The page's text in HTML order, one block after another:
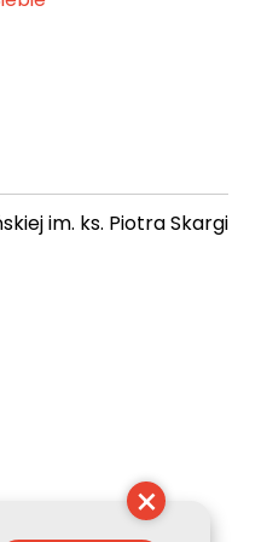
im. ks. Piotra Skargi
×